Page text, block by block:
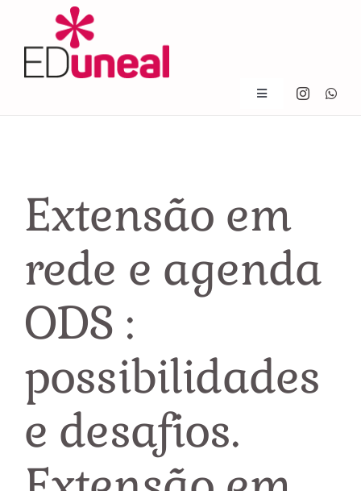
content
Toggle
Navigation
Livros
Extensão em
rede e agenda
ODS :
possibilidades
e desafios.